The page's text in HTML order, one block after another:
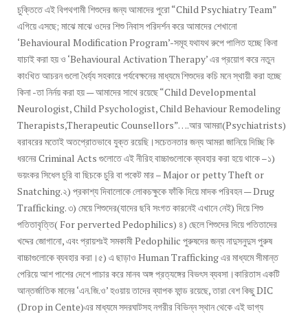
চুক্তিতে এই বিপথগামী শিশুদের জন্য আমাদের পুরো “Child Psychiatry Team”
এগিয়ে এসছে; মাঝে মাঝে ওদের শিশু নিবাস পরিদর্শন করে আমাদের শেখানো
‘Behavioural Modification Program’-সমূহ যথাযথ রুপে পালিত হচ্ছে কিনা
যাচাই করা হয় ও ‘Behavioural Activation Therapy’ এর প্রয়োগ করে নতুন
কাংখিত আচরন গুলো ধৈর্য্য সহকারে পর্যবেক্ষনের মাধ্যমে শিশুদের কচি মনে স্থায়ী করা হচ্ছে
কিনা -তা নির্নয় করা হয় — আমাদের সাথে রয়েছে “Child Developmental
Neurologist, Child Psychologist, Child Behaviour Remodeling
Therapists,Therapeutic Counsellors”….আর আমরা(Psychiatrists)
বরাবরের মতোই অতপ্রোতভাবে যুক্ত রয়েছি।সচেতনতার জন্য আমরা জানিয়ে দিচ্ছি কি
ধরনের Criminal Acts গুলোতে এই নীরিহ বাচ্চাগুলোকে ব্যবহার করা হয়ে থাকে –১)
ভয়ংকর সিধেল চুরি বা ছিচকে চুরি বা পকেট মার – Major or petty Theft or
Snatching.২) প্রকাশ্য দিবালোকে লোকচক্ষুকে ফাঁকি দিয়ে মাদক পরিবহন — Drug
Trafficking. ৩) মেয়ে শিশুদের(যাদের ছবি সংগত কারনেই এখানে নেই) দিয়ে শিশু
পতিতাবৃত্তি( For perverted Pedophilics) ৪) ছেলে শিশুদের দিয়ে পতিতাদের
খদ্দের জোগানো, এবং প্রায়শঃই সমকামী Pedophilic পুরুষদের জন্য নাদুসনুদুস পুরুষ
বাচ্চাগুলোকে ব্যবহার করা।৫) এ ছাড়াও Human Trafficking এর মাধ্যমে সীমান্ত
পেরিয়ে আশ পাশের দেশে পাচার করে মানব অঙ্গ প্রত্যঙ্গের বিভৎস ব্যবসা।কারিতাস একটি
আন্তর্জাতিক মানের ‘এন.জি.ও’ হওয়ায় তাদের ব্যাপক ফান্ড রয়েছে, তারা বেশ কিছু DIC
(Drop in Cente)এর মাধ্যমে সদরঘাটসহ নগরীর বিভিন্ন স্থান থেকে এই ভাগ্য